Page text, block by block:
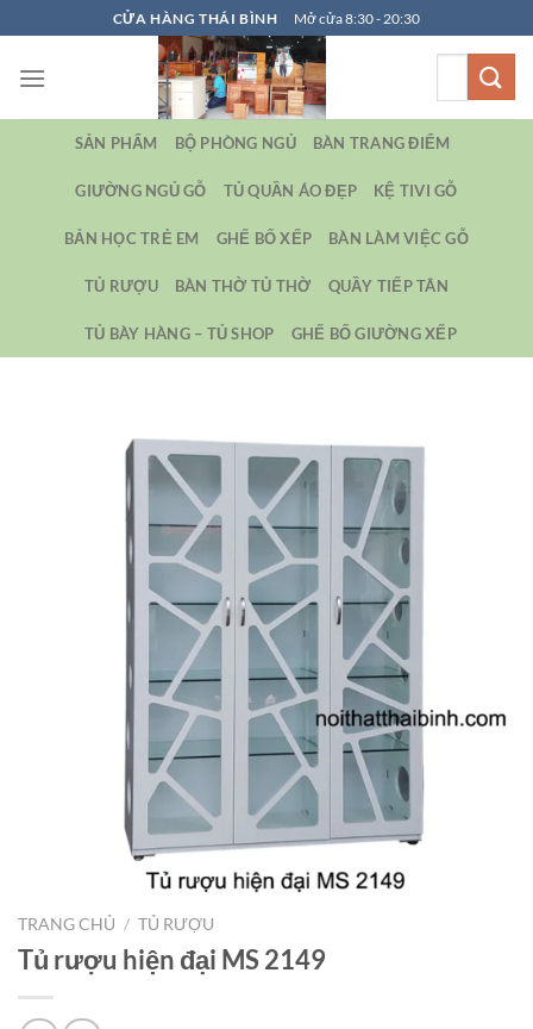
qua
nội
CỬA HÀNG THÁI BÌNH Mở cửa 8:30 - 20:30
SẢN PHẨM BỘ PHÒNG NGỦ BÀN TRANG ĐIỂM
GIƯỜNG NGỦ GỖ TỦ QUẦN ÁO ĐẸP KỆ TIVI GỖ
BẢN HỌC TRẺ EM GHẾ BỐ XẾP BÀN LÀM VIỆC GỖ
TỦ RƯỢU BÀN THỜ TỦ THỜ QUẦY TIẾP TÂN
TỦ BÀY HÀNG – TỦ SHOP GHẾ BỐ GIƯỜNG XẾP
TRANG CHỦ / TỦ RƯỢU
Tủ rượu hiện đại MS 2149